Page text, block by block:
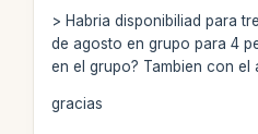
> Habria disponibiliad para
de agosto en grupo para 4
en el grupo? Tambien con el
gracias